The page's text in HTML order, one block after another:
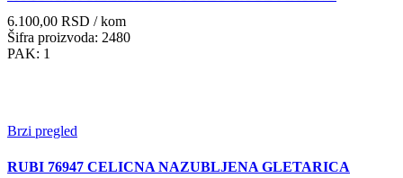
6.100,00 RSD / kom
Šifra proizvoda: 2480
PAK: 1
Brzi pregled
RUBI 76947 CELICNA NAZUBLJENA GLETARICA